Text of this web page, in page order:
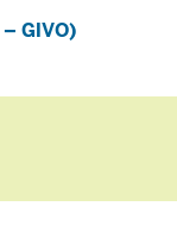
GlVO)